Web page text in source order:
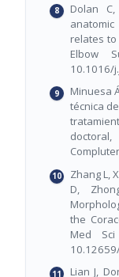
Dolan
relates
Elbow
10.1016/
Minuesa
técnica
Zhang L,
D,
the
Med
Lian J,